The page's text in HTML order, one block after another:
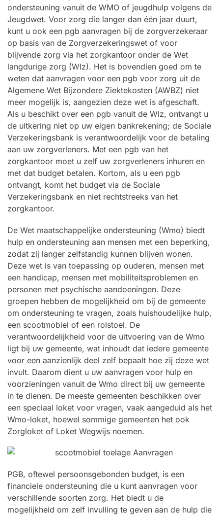
ondersteuning vanuit de WMO of jeugdhulp volgens de
Jeugdwet. Voor zorg die langer dan één jaar duurt,
kunt u ook een pgb aanvragen bij de zorgverzekeraar
op basis van de Zorgverzekeringswet of voor
blijvende zorg via het zorgkantoor onder de Wet
langdurige zorg (Wlz). Het is bovendien goed om te
weten dat aanvragen voor een pgb voor zorg uit de
Algemene Wet Bijzondere Ziektekosten (AWBZ) niet
meer mogelijk is, aangezien deze wet is afgeschaft.
Als u beschikt over een pgb vanuit de Wlz, ontvangt u
de uitkering niet op uw eigen bankrekening; de Sociale
Verzekeringsbank is verantwoordelijk voor de betaling
aan uw zorgverleners. Met een pgb van het
zorgkantoor moet u zelf uw zorgverleners inhuren en
met dat budget betalen. Kortom, als u een pgb
ontvangt, komt het budget via de Sociale
Verzekeringsbank en niet rechtstreeks van het
zorgkantoor.
De Wet maatschappelijke ondersteuning (Wmo) biedt
hulp en ondersteuning aan mensen met een beperking,
zodat zij langer zelfstandig kunnen blijven wonen.
Deze wet is van toepassing op ouderen, mensen met
een handicap, mensen met mobiliteitsproblemen en
personen met psychische aandoeningen. Deze
groepen hebben de mogelijkheid om bij de gemeente
om ondersteuning te vragen, zoals huishoudelijke hulp,
een scootmobiel of een rolstoel. De
verantwoordelijkheid voor de uitvoering van de Wmo
ligt bij uw gemeente, wat inhoudt dat iedere gemeente
voor een aanzienlijk deel zelf bepaalt hoe zij deze wet
invult. Daarom dient u uw aanvragen voor hulp en
voorzieningen vanuit de Wmo direct bij uw gemeente
in te dienen. De meeste gemeenten beschikken over
een speciaal loket voor vragen, vaak aangeduid als het
Wmo-loket, hoewel sommige gemeenten het ook
Zorgloket of Loket Wegwijs noemen.
PGB, oftewel persoonsgebonden budget, is een
financiele ondersteuning die u kunt aanvragen voor
verschillende soorten zorg. Het biedt u de
mogelijkheid om zelf invulling te geven aan de hulp die